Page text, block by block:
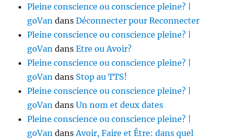
Pleine conscience ou conscience pleine? |
goVan dansDéconnecter pour Reconnecter
Pleine conscience ou conscience pleine? |
goVan dansEtre ou Avoir?
Pleine conscience ou conscience pleine? |
goVan dans Stop au TTS!
Pleine conscience ou conscience pleine? |
goVan dansUn nom et deux dates
Pleine conscience ou conscience pleine? |
goVan dansAvoir, Faire et Être: dans quel